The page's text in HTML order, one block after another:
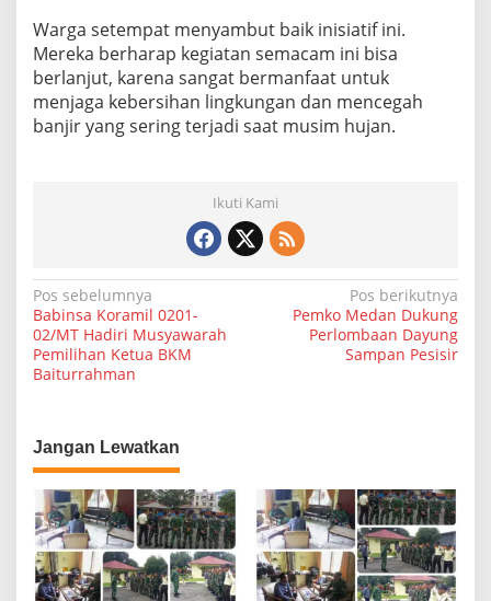
r
Warga setempat menyambut baik inisiatif ini.
Mereka berharap kegiatan semacam ini bisa
berlanjut, karena sangat bermanfaat untuk
menjaga kebersihan lingkungan dan mencegah
banjir yang sering terjadi saat musim hujan.
Ikuti Kami
N
a
v
a
s
i
p
o
Pos sebelumnya
Babinsa Koramil 0201-
02/MT Hadiri Musyawarah
Pemilihan Ketua BKM
Baiturrahman
Pos berikutnya
Pemko Medan Dukung
Perlombaan Dayung
Sampan Pesisir
Jangan Lewatkan